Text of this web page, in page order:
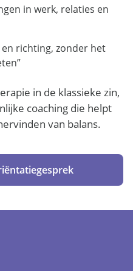
in werk, relaties en
richting, zonder het
in de klassieke zin,
coaching die helpt
van balans.